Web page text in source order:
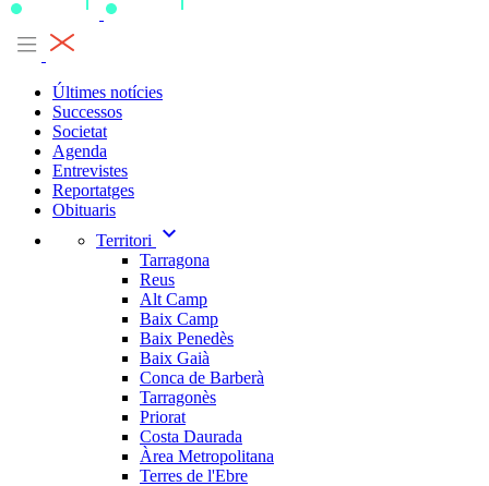
Últimes notícies
Successos
Societat
Agenda
Entrevistes
Reportatges
Obituaris
Territori
expand_more
Tarragona
Reus
Alt Camp
Baix Camp
Baix Penedès
Baix Gaià
Conca de Barberà
Tarragonès
Priorat
Costa Daurada
Àrea Metropolitana
Terres de l'Ebre